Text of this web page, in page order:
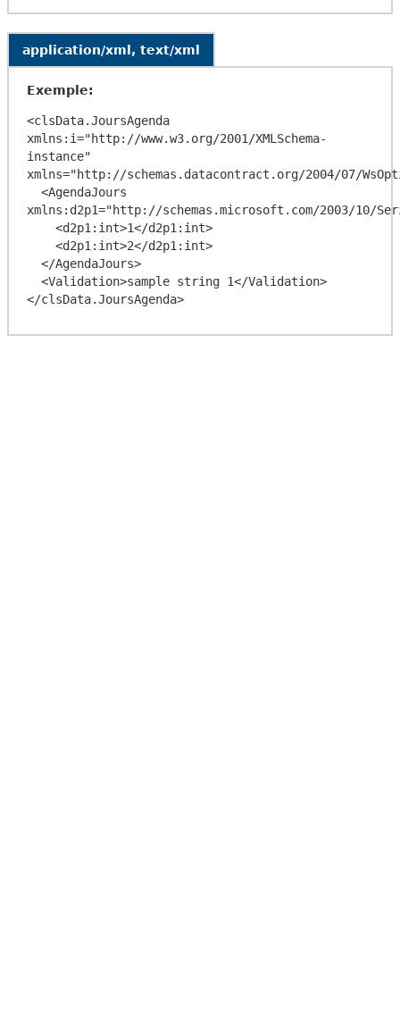
application/xml, text/xml
Exemple:
<clsData.JoursAgenda
xmlns:i="http://www.w3.org/2001/XMLSchema-
instance"
xmlns="http://schemas.datacontract.org/2004/07/
xmlns:d2p1="http://schemas.microsoft.com/2003/10/